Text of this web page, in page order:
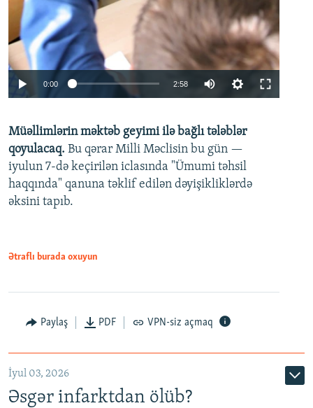
Auto 240p 360p 480p
720p 1080p
0:00 2:58
360p
480p
720p
Müəllimlərin məktəb geyimi ilə bağlı tələblər
qoyulacaq. Bu qərar Milli Məclisin bu gün —
iyulun 7-də keçirilən iclasında "Ümumi təhsil
haqqında" qanuna təklif edilən dəyişikliklərdə
əksini tapıb.
Ətraflı burada oxuyun
Paylaş PDF VPN-siz açmaq
İyul 03, 2026
Əsgər infarktdan ölüb?